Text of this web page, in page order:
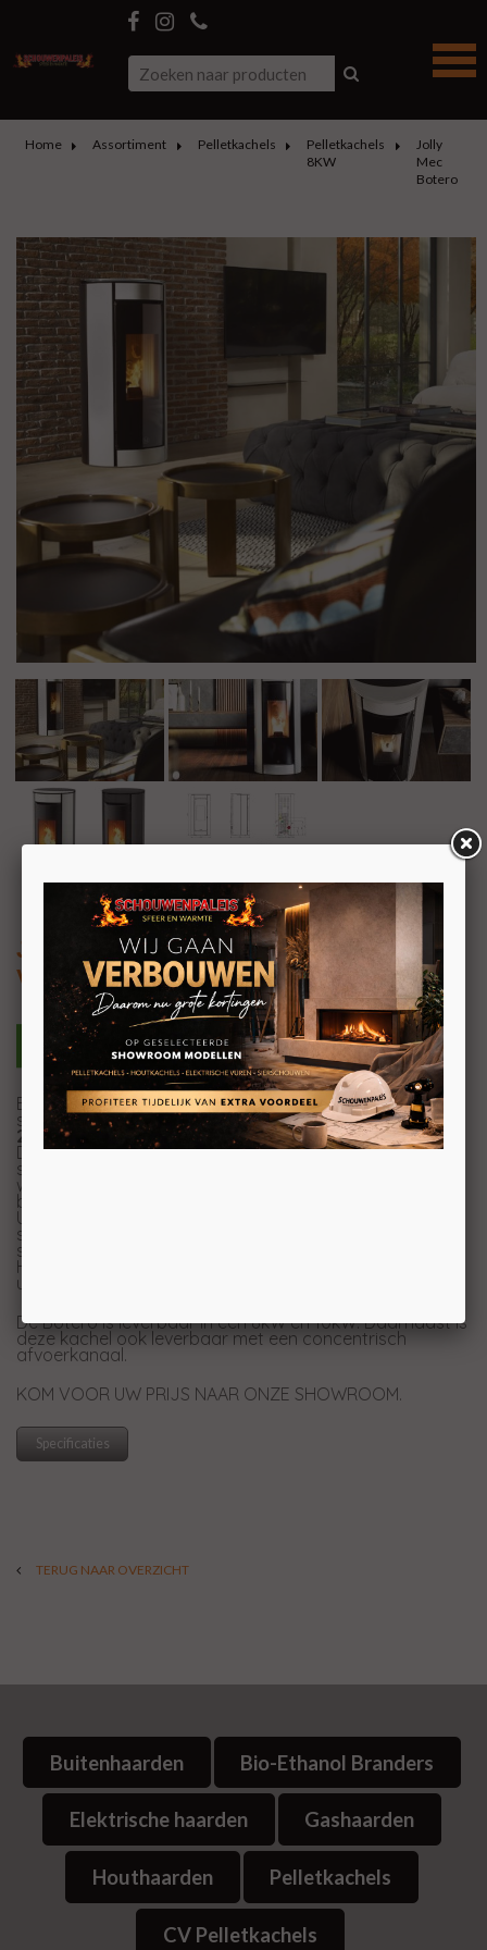
Home Assortiment Pelletkachels
Pelletkachels
8KW
Jolly
Mec
Botero
Jolly Mec Botero
Vrijstaande pelletkachel 8kW en 10kW
Elegant en verfijnd, zonder het traditionele raster van
schijnbare ventilatie, biedt de pelletkachel airBotero
2 alle geavanceerde technologie vanJolly Mec.
De kachel is voorzien van "elke optie": deze omvat
standaard de extraheerbare luchtbevochtiger en het
wifisysteem dat de kachel en de bediening op afstand
beheert.
U kunt uw favoriete afwerking kiezen op basis van uw
stemming en stijl: wit, zwart, bordeaux of geschuurd
speksteen gehard glas.
Het merk
u bewonderen in onze 1200m2 showroom.
De Botero is leverbaar in een 8kW en 10kW. Daarnaast is
deze kachel ook leverbaar met een concentrisch
afvoerkanaal.
KOM VOOR UW PRIJS NAAR ONZE SHOWROOM.
Specificaties
TERUG NAAR OVERZICHT
Buitenhaarden Bio-Ethanol Branders
Elektrische haarden Gashaarden
Houthaarden Pelletkachels
CV Pelletkachels